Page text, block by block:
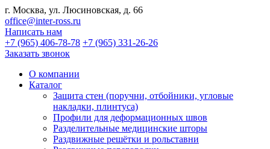
г. Москва, ул. Люсиновская, д. 66
office@inter-ross.ru
Написать нам
+7 (965) 406-78-78 +7 (965) 331-26-26
Заказать звонок
О компании
Каталог
Защита стен (поручни, отбойники, угловые
накладки, плинтуса)
Профили для деформационных швов
Разделительные медицинские шторы
Раздвижные решётки и рольставни